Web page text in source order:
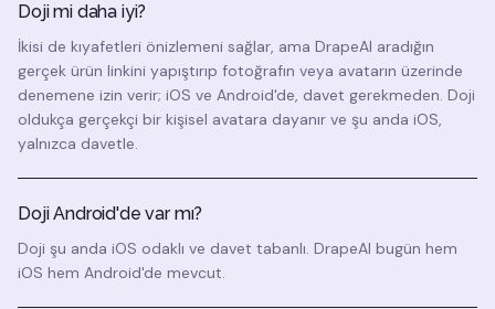
Doji mi daha iyi?
İkisi de kıyafetleri önizlemeni sağlar, ama DrapeAI aradığın
gerçek ürün linkini yapıştırıp fotoğrafın veya avatarın üzerinde
denemene izin verir; iOS ve Android'de, davet gerekmeden. Doji
oldukça gerçekçi bir kişisel avatara dayanır ve şu anda iOS,
yalnızca davetle.
Doji Android'de var mı?
Doji şu anda iOS odaklı ve davet tabanlı. DrapeAI bugün hem
iOS hem Android'de mevcut.